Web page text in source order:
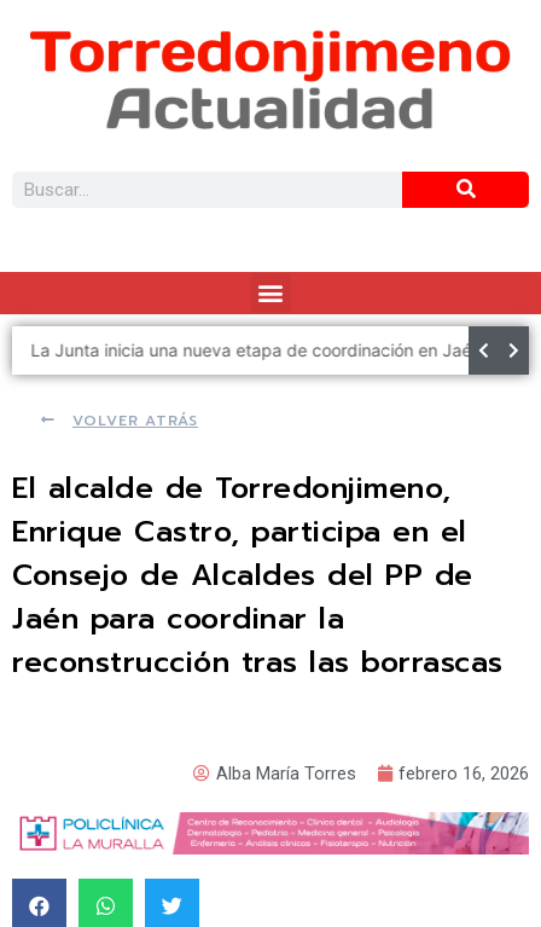
La Junta inicia una nueva etapa de coordinación en Jaén con el impulso a los proyectos estratégicos como prioridad
VOLVER ATRÁS
El alcalde de Torredonjimeno,
Enrique Castro, participa en el
Consejo de Alcaldes del PP de
Jaén para coordinar la
reconstrucción tras las borrascas
Alba María Torres febrero 16, 2026